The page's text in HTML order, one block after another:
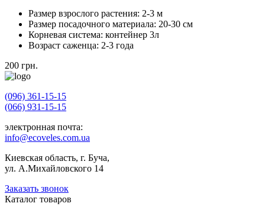
Размер взрослого растения: 2-3 м
Размер посадочного материала: 20-30 см
Корневая система: контейнер 3л
Возраст саженца: 2-3 года
200 грн.
(096) 361-15-15
(066) 931-15-15
электронная почта:
info@ecoveles.com.ua
Киевская область, г. Буча,
ул. А.Михайловского 14
Заказать звонок
Каталог товаров